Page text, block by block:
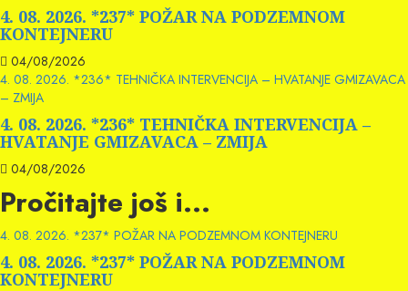
4. 08. 2026. *237* POŽAR NA PODZEMNOM
KONTEJNERU
04/08/2026
4. 08. 2026. *236* TEHNIČKA INTERVENCIJA – HVATANJE GMIZAVACA
– ZMIJA
4. 08. 2026. *236* TEHNIČKA INTERVENCIJA –
HVATANJE GMIZAVACA – ZMIJA
04/08/2026
Pročitajte još i...
4. 08. 2026. *237* POŽAR NA PODZEMNOM KONTEJNERU
4. 08. 2026. *237* POŽAR NA PODZEMNOM
KONTEJNERU